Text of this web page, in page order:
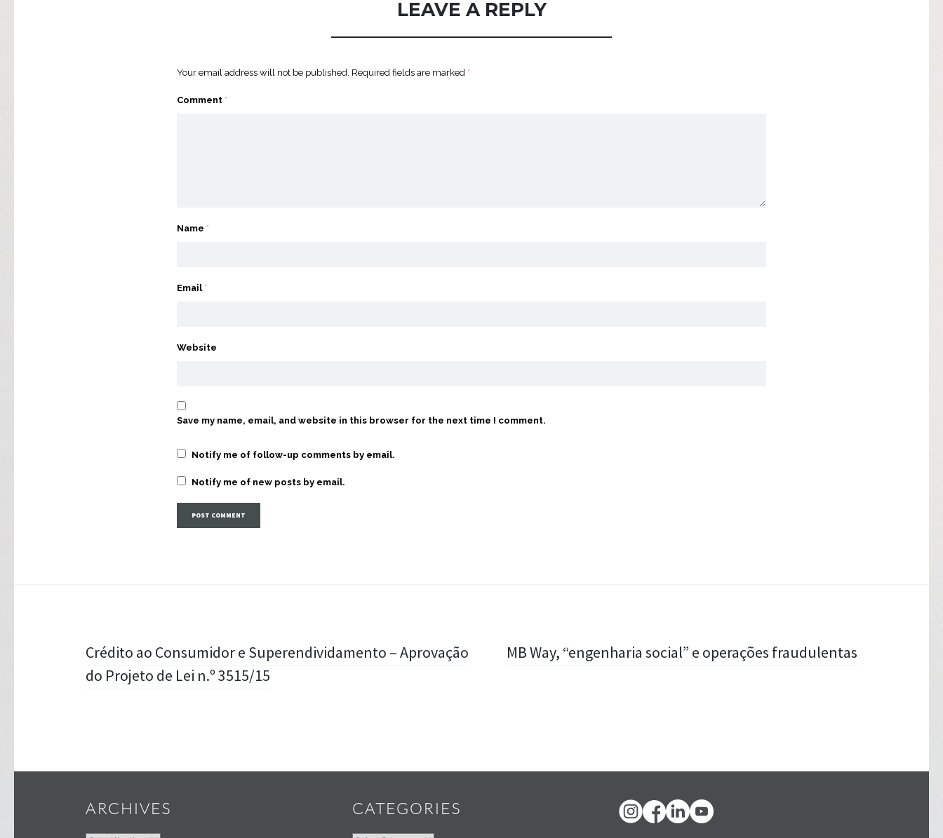
LEAVE A REPLY
Your email address will not be published. Required fields are marked *
Comment *
Name *
Email *
Website
Save my name, email, and website in this browser for the next time I comment.
Notify me of follow-up comments by email.
Notify me of new posts by email.
Post
navigation
Crédito ao Consumidor e Superendividamento – Aprovação
do Projeto de Lei n.º 3515/15
MB Way, “engenharia social” e operações fraudulentas
ARCHIVES CATEGORIES